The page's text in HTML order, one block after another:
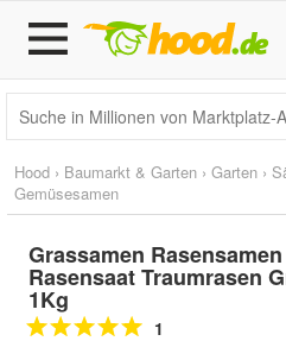
Hood › Baumarkt & Garten › Garten ›
Gemüsesamen
Grassamen
Rasensaat Traumrasen
1Kg
1